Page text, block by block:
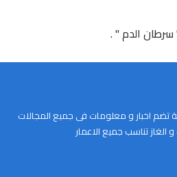
الدم " .
اخبار و معلومات فى جميع المجالات
و الغاز تناسب جميع الاعمار